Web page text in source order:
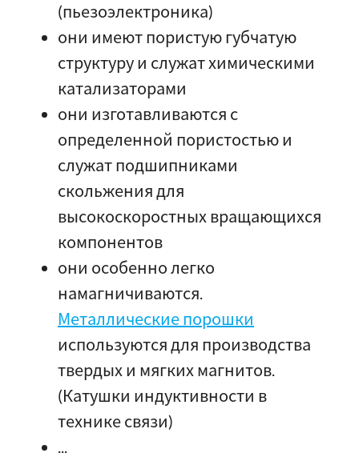
(пьезоэлектроника)
они имеют пористую губчатую
структуру и служат химическими
катализаторами
они изготавливаются с
определенной пористостью и
служат подшипниками
скольжения для
высокоскоростных вращающихся
компонентов
они особенно легко
намагничиваются.
Металлические порошки
используются для производства
твердых и мягких магнитов.
(Катушки индуктивности в
технике связи)
...